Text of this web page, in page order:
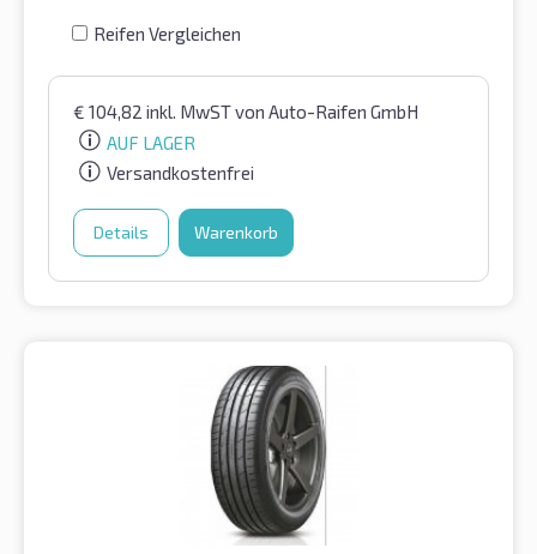
Reifen Vergleichen
€ 104,82 inkl. MwSTvon Auto-Raifen GmbH
AUF LAGER
Versandkostenfrei
Details Warenkorb